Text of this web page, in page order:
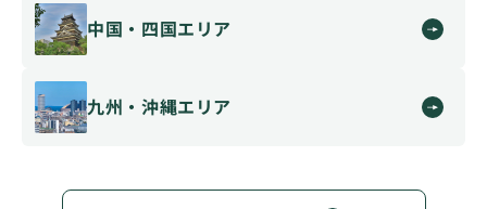
中国・四国エリア
九州・沖縄エリア